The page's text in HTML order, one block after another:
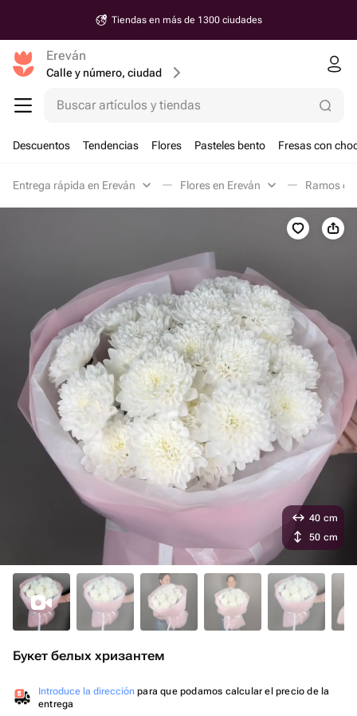
Tiendas en más de 1300 ciudades
Ereván
Calle y número, ciudad
Buscar artículos y tiendas
Descuentos Tendencias Flores Pasteles bento Fresas con
Entrega rápida en Ereván Flores en Ereván Ramos
Букет белых хризантем
Introduce la dirección para que podamos calcular el precio de la
entrega
40 cm
50 cm